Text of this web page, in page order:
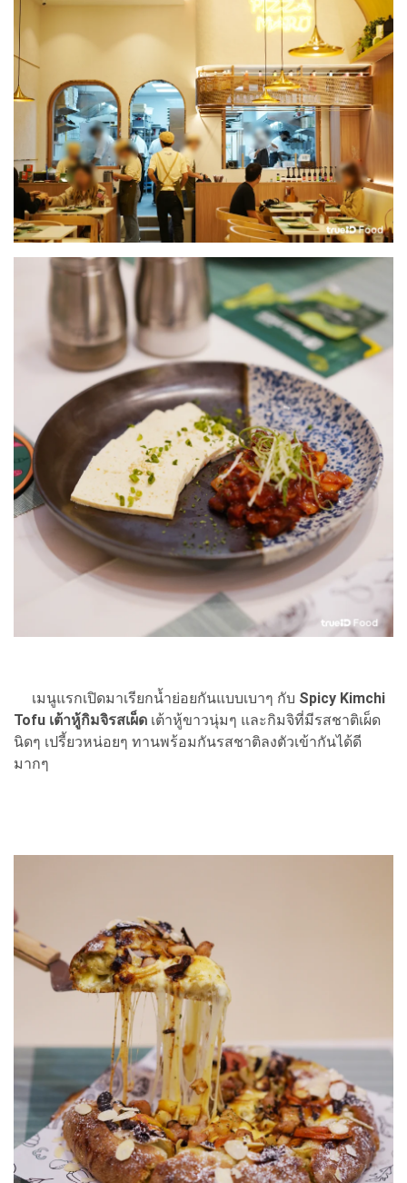
เมนูแรกเปิดมาเรียกน้ำย่อยกันแบบเบาๆ กับ Spicy Kimchi
Tofu เต้าหู้กิมจิรสเผ็ด เต้าหู้ขาวนุ่มๆ และกิมจิที่มีรสชาติเผ็ด
นิดๆ เปรี้ยวหน่อยๆ ทานพร้อมกันรสชาติลงตัวเข้ากันได้ดี
มากๆ